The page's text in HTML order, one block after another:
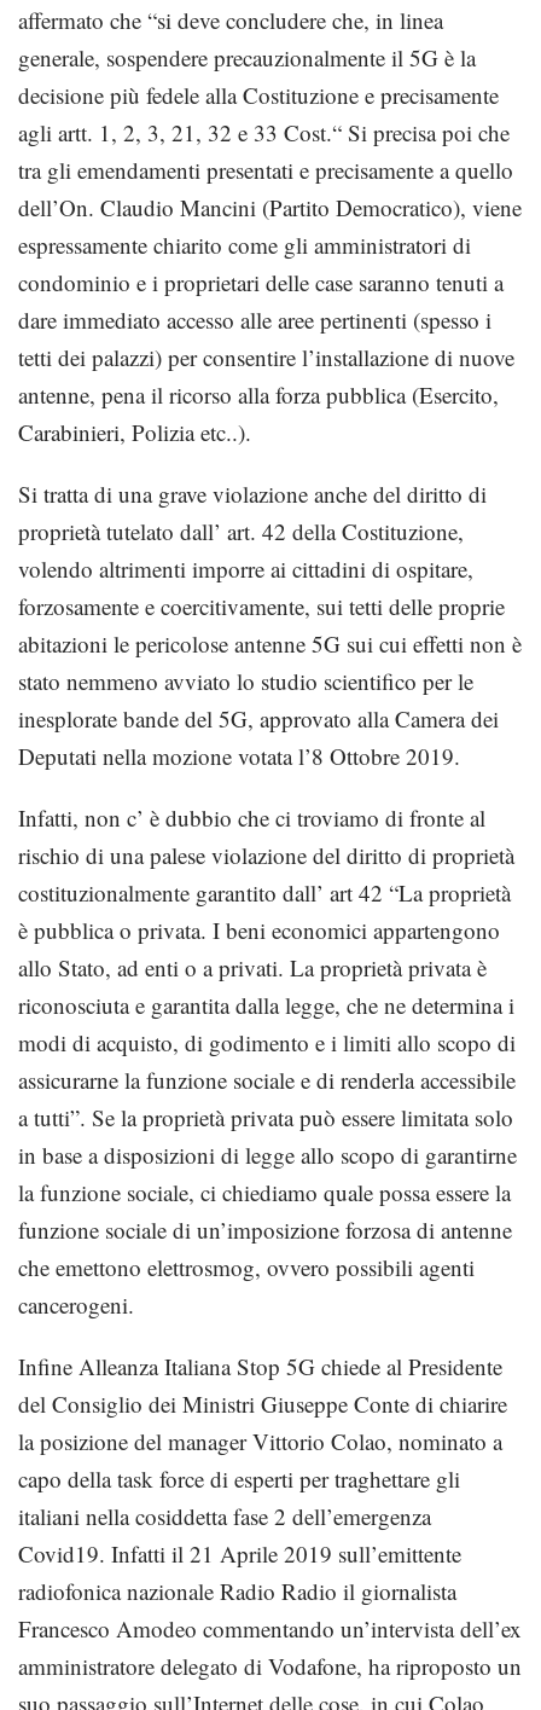
affermato che “si deve concludere che, in linea
generale, sospendere precauzionalmente il 5G è la
decisione più fedele alla Costituzione e precisamente
agli artt. 1, 2, 3, 21, 32 e 33 Cost.“ Si precisa poi che
tra gli emendamenti presentati e precisamente a quello
dell’On. Claudio Mancini (Partito Democratico), viene
espressamente chiarito come gli amministratori di
condominio e i proprietari delle case saranno tenuti a
dare immediato accesso alle aree pertinenti (spesso i
tetti dei palazzi) per consentire l’installazione di nuove
antenne, pena il ricorso alla forza pubblica (Esercito,
Carabinieri, Polizia etc..).
Si tratta di una grave violazione anche del diritto di
proprietà tutelato dall’ art. 42 della Costituzione,
volendo altrimenti imporre ai cittadini di ospitare,
forzosamente e coercitivamente, sui tetti delle proprie
abitazioni le pericolose antenne 5G sui cui effetti non è
stato nemmeno avviato lo studio scientifico per le
inesplorate bande del 5G, approvato alla Camera dei
Deputati nella mozione votata l’8 Ottobre 2019.
Infatti, non c’ è dubbio che ci troviamo di fronte al
rischio di una palese violazione del diritto di proprietà
costituzionalmente garantito dall’ art 42 “La proprietà
è pubblica o privata. I beni economici appartengono
allo Stato, ad enti o a privati. La proprietà privata è
riconosciuta e garantita dalla legge, che ne determina i
modi di acquisto, di godimento e i limiti allo scopo di
assicurarne la funzione sociale e di renderla accessibile
a tutti”. Se la proprietà privata può essere limitata solo
in base a disposizioni di legge allo scopo di garantirne
la funzione sociale, ci chiediamo quale possa essere la
funzione sociale di un’imposizione forzosa di antenne
che emettono elettrosmog, ovvero possibili agenti
cancerogeni.
Infine Alleanza Italiana Stop 5G chiede al Presidente
del Consiglio dei Ministri Giuseppe Conte di chiarire
la posizione del manager Vittorio Colao, nominato a
capo della task force di esperti per traghettare gli
italiani nella cosiddetta fase 2 dell’emergenza
Covid19. Infatti il 21 Aprile 2019 sull’emittente
radiofonica nazionale Radio Radio il giornalista
Francesco Amodeo commentando un’intervista dell’ex
amministratore delegato di Vodafone, ha riproposto un
suo passaggio sull’Internet delle cose, in cui Colao